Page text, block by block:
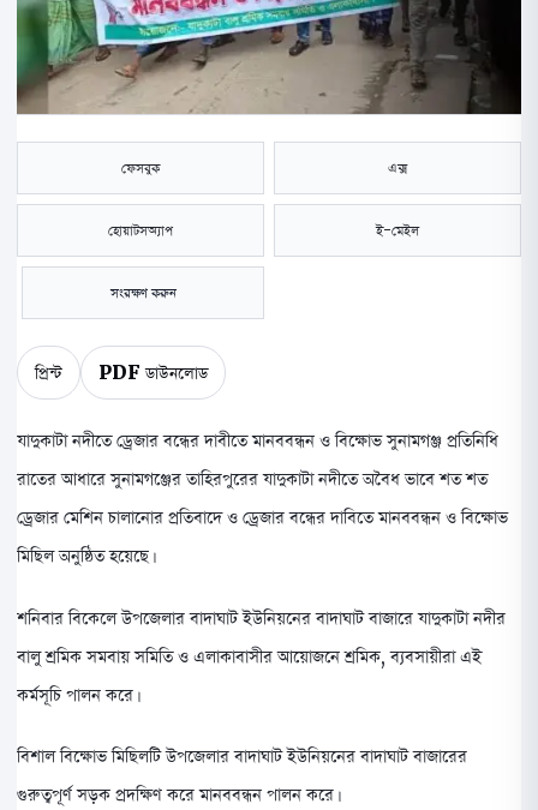
ফেসবুক এক্স
হোয়াটসঅ্যাপ ই-মেইল
সংরক্ষণ করুন
প্রিন্ট PDF ডাউনলোড
যাদুকাটা নদীতে ড্রেজার বন্ধের দাবীতে মানববন্ধন ও বিক্ষোভ সুনামগঞ্জ প্রতিনিধি
রাতের আধারে সুনামগঞ্জের তাহিরপুরের যাদুকাটা নদীতে অবৈধ ভাবে শত শত
ড্রেজার মেশিন চালানোর প্রতিবাদে ও ড্রেজার বন্ধের দাবিতে মানববন্ধন ও বিক্ষোভ
মিছিল অনুষ্ঠিত হয়েছে।
শনিবার বিকেলে উপজেলার বাদাঘাট ইউনিয়নের বাদাঘাট বাজারে যাদুকাটা নদীর
বালু শ্রমিক সমবায় সমিতি ও এলাকাবাসীর আয়োজনে শ্রমিক, ব্যবসায়ীরা এই
কর্মসূচি পালন করে।
বিশাল বিক্ষোভ মিছিলটি উপজেলার বাদাঘাট ইউনিয়নের বাদাঘাট বাজারের
গুরুত্বপূর্ণ সড়ক প্রদক্ষিণ করে মানববন্ধন পালন করে।